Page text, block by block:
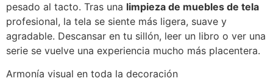
pesado al tacto. Tras una limpieza de muebles de tela
profesional, la tela se siente más ligera, suave y
agradable. Descansar en tu sillón, leer un libro o ver una
serie se vuelve una experiencia mucho más placentera.
Armonía visual en toda la decoración